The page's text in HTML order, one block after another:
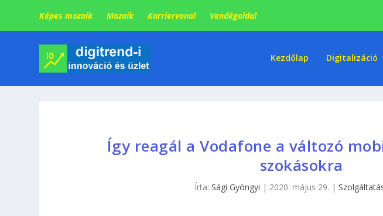
Képes mozaik Mozaik Karriervonal Vendégoldal
Kezdőlap Digitalizáció
Így reagál a Vodafone a változó
szokásokra
Írta: Sági Gyöngyi | 2020. május 29. |